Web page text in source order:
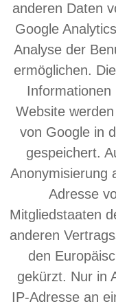
anderen Daten
Google
Analyse der
ermöglichen.
Informationen
Website
von Google in
gespeichert.
Anonymisierung
Adresse
Mitgliedstaaten
anderen
den
gekürzt. Nur in
IP-Adresse an